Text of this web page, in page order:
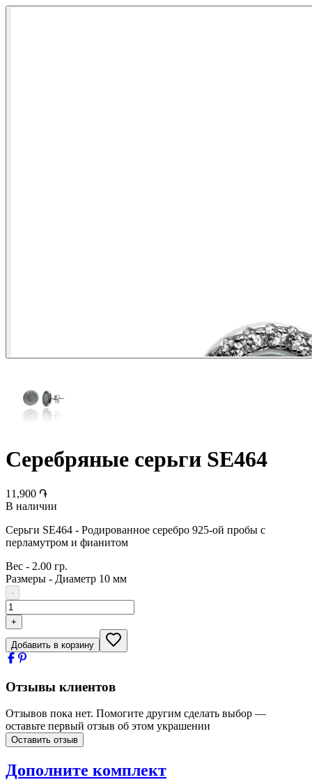
Серебряные серьги SE464
11,900 ֏
В наличии
Серьги SE464 - Родированное серебро 925-ой пробы с
перламутром и фианитом
Вес - 2.00 гр.
Размеры - Диаметр 10 мм
-
+
Добавить в корзину
Отзывы клиентов
Отзывов пока нет. Помогите другим сделать выбор —
оставьте первый отзыв об этом украшении
Оставить отзыв
Дополните комплект